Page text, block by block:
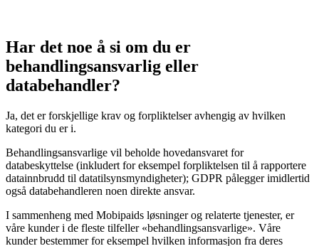
Har det noe å si om du er
behandlingsansvarlig eller
databehandler?
Ja, det er forskjellige krav og forpliktelser avhengig av hvilken
kategori du er i.
Behandlingsansvarlige vil beholde hovedansvaret for
databeskyttelse (inkludert for eksempel forpliktelsen til å rapportere
datainnbrudd til datatilsynsmyndigheter); GDPR pålegger imidlertid
også databehandleren noen direkte ansvar.
I sammenheng med Mobipaids løsninger og relaterte tjenester, er
våre kunder i de fleste tilfeller «behandlingsansvarlige». Våre
kunder bestemmer for eksempel hvilken informasjon fra deres